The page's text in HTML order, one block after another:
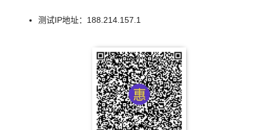
测试IP地址：188.214.157.1